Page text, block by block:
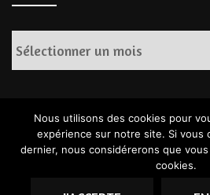
Archives
Nous utilisons des cookies pour
expérience sur notre site. Si vous
dernier, nous considérerons que
cookies.